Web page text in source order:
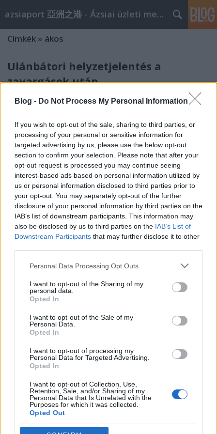
Blog - Do Not Process My Personal Information
If you wish to opt-out of the sale, sharing to third parties, or
processing of your personal or sensitive information for
targeted advertising by us, please use the below opt-out
section to confirm your selection. Please note that after your
opt-out request is processed you may continue seeing
interest-based ads based on personal information utilized by
us or personal information disclosed to third parties prior to
your opt-out. You may separately opt-out of the further
disclosure of your personal information by third parties on the
IAB’s list of downstream participants. This information may
also be disclosed by us to third parties on the IAB’s List of
Downstream Participants that may further disclose it to other
Please note that this website/app uses one or more Google
not limited to your visit or usage behaviour. You may click to
grant or deny consent to Google and its third-party tags to
use your data for below specified purposes in below Google
consent section.
Personal Data Processing Opt Outs
I want to opt-out of the Sharing of my
personal data.
Opted In
I want to opt-out of the Sale of my
Personal Data.
Opted In
I want to opt-out of processing my
Personal Data for Targeted Advertising.
Opted In
I want to opt-out of Collection, Use,
Retention, Sale, and/or Sharing of my
Personal Data that Is Unrelated with the
Purposes for which it was collected.
Opted Out
azsiaport 亞洲之港 - Ázsiai üzleti megoldások
Címkék » ákos
Ulánbátori helyzetjelentés a
zavargások után
aáb• 2008. július 03.
Részletes beszámolók itt: http://azsiaport.hu/media
A Mongol Népi Forradalmi Párt a vasárnap tartott
parlamenti választásokon a Mongol Demokratikus
Pártot megelőzve 41 helyet szerzett a 76 tagú
Nemzeti Nagy Hurálban. A kialakult helyzetet a
demokraták sem vitatták, mindössze…
Kínai (túlélő) kalauz
aáb•2007. november 24.
Az elmúlt héten az "A betű" kiadónál megjelent a
Kínai (túlélő) kalauz c. kínai társalgási könyv,
amelyet szerzőik elsősorban a Kínába készülő
oldalunkon 20%-os online kedvezménnyel
rendelhető meg (1344…
CRI - Voices From Other Lands, 2005.
03. 03.
2007. október 13.
Voices From Other Lands 2005. március 3-i adása.És
a hozzá tartozó írás (http://english.cri.cn/2237/2005-
3-29/81@222068.htm):The Secret History of
Akos2005-3-29 10:09:53 CRIENGLISH.com Akos
Apatoczky is…